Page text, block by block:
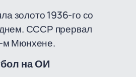
золото 1936-го со
СССР прервал
м Мюнхене.
на ОИ